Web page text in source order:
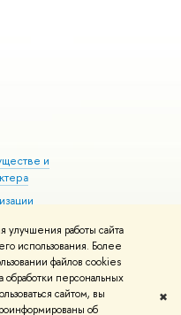
работы сайта
использования. Более
файлов cookies
обработки персональных
сайтом, вы
об
✖
и
здоровья